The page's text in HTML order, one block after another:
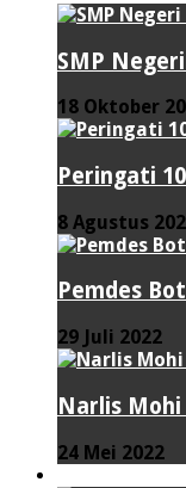
SMP
18 Oktober
Peringati
8 Agustus
Pemdes
29 Juli 2022
Narlis
24 Mei 2022